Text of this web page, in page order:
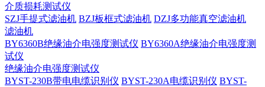
介质损耗测试仪
SZJ手提式滤油机 BZJ板框式滤油机 DZJ多功能真空滤油机
滤油机
BY6360B绝缘油介电强度测试仪 BY6360A绝缘油介电强度测
试仪
绝缘油介电强度测试仪
BYST-230B带电电缆识别仪 BYST-230A电缆识别仪 BYST-